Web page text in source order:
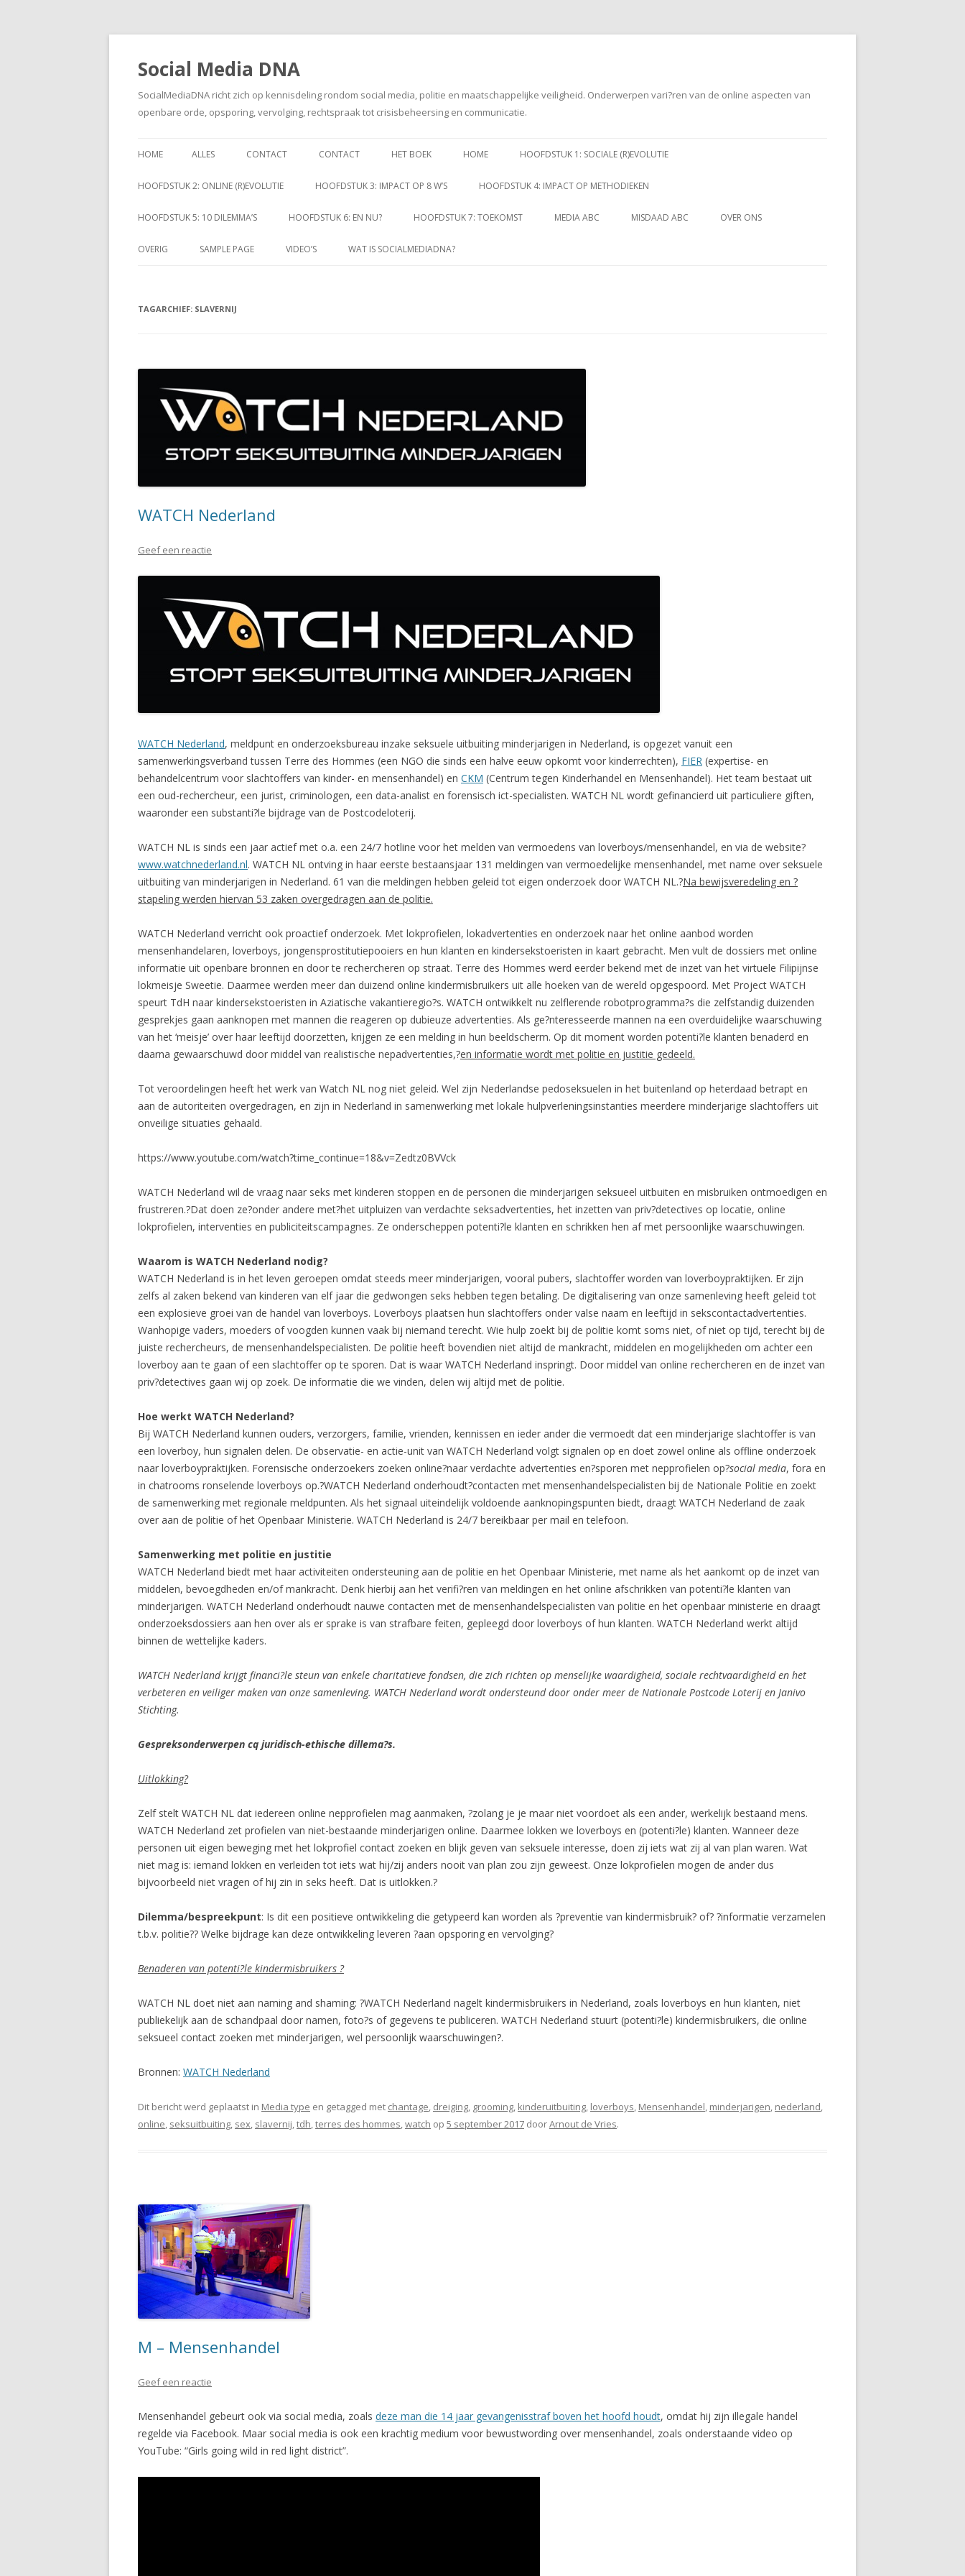
Social Media DNA
SocialMediaDNA richt zich op kennisdeling rondom social media, politie en maatschappelijke veiligheid. Onderwerpen vari?ren van de online aspecten van
openbare orde, opsporing, vervolging, rechtspraak tot crisisbeheersing en communicatie.
naar
HOME ALLES CONTACT CONTACT HET BOEK HOME HOOFDSTUK 1: SOCIALE (R)EVOLUTIE
HOOFDSTUK 2: ONLINE (R)EVOLUTIE HOOFDSTUK 3: IMPACT OP 8 W’S HOOFDSTUK 4: IMPACT OP METHODIEKEN
HOOFDSTUK 5: 10 DILEMMA’S HOOFDSTUK 6: EN NU? HOOFDSTUK 7: TOEKOMST MEDIA ABC MISDAAD ABC OVER ONS
OVERIG SAMPLE PAGE VIDEO’S WAT IS SOCIALMEDIADNA?
TAGARCHIEF: SLAVERNIJ
WATCH Nederland
Geef een reactie
WATCH Nederland, meldpunt en onderzoeksbureau inzake seksuele uitbuiting minderjarigen in Nederland, is opgezet vanuit een
samenwerkingsverband tussen Terre des Hommes (een NGO die sinds een halve eeuw opkomt voor kinderrechten), FIER (expertise- en
behandelcentrum voor slachtoffers van kinder- en mensenhandel) en CKM (Centrum tegen Kinderhandel en Mensenhandel). Het team bestaat uit
een oud-rechercheur, een jurist, criminologen, een data-analist en forensisch ict-specialisten. WATCH NL wordt gefinancierd uit particuliere giften,
waaronder een substanti?le bijdrage van de Postcodeloterij.
WATCH NL is sinds een jaar actief met o.a. een 24/7 hotline voor het melden van vermoedens van loverboys/mensenhandel, en via de website?
www.watchnederland.nl. WATCH NL ontving in haar eerste bestaansjaar 131 meldingen van vermoedelijke mensenhandel, met name over seksuele
uitbuiting van minderjarigen in Nederland. 61 van die meldingen hebben geleid tot eigen onderzoek door WATCH NL.?Na bewijsveredeling en ?
stapeling werden hiervan 53 zaken overgedragen aan de politie.
WATCH Nederland verricht ook proactief onderzoek. Met lokprofielen, lokadvertenties en onderzoek naar het online aanbod worden
mensenhandelaren, loverboys, jongensprostitutiepooiers en hun klanten en kindersekstoeristen in kaart gebracht. Men vult de dossiers met online
informatie uit openbare bronnen en door te rechercheren op straat. Terre des Hommes werd eerder bekend met de inzet van het virtuele Filipijnse
lokmeisje Sweetie. Daarmee werden meer dan duizend online kindermisbruikers uit alle hoeken van de wereld opgespoord. Met Project WATCH
speurt TdH naar kindersekstoeristen in Aziatische vakantieregio?s. WATCH ontwikkelt nu zelflerende robotprogramma?s die zelfstandig duizenden
gesprekjes gaan aanknopen met mannen die reageren op dubieuze advertenties. Als ge?nteresseerde mannen na een overduidelijke waarschuwing
van het ‘meisje’ over haar leeftijd doorzetten, krijgen ze een melding in hun beeldscherm. Op dit moment worden potenti?le klanten benaderd en
daarna gewaarschuwd door middel van realistische nepadvertenties,?en informatie wordt met politie en justitie gedeeld.
Tot veroordelingen heeft het werk van Watch NL nog niet geleid. Wel zijn Nederlandse pedoseksuelen in het buitenland op heterdaad betrapt en
aan de autoriteiten overgedragen, en zijn in Nederland in samenwerking met lokale hulpverleningsinstanties meerdere minderjarige slachtoffers uit
onveilige situaties gehaald.
https://www.youtube.com/watch?time_continue=18&v=Zedtz0BVVck
WATCH Nederland wil de vraag naar seks met kinderen stoppen en de personen die minderjarigen seksueel uitbuiten en misbruiken ontmoedigen en
frustreren.?Dat doen ze?onder andere met?het uitpluizen van verdachte seksadvertenties, het inzetten van priv?detectives op locatie, online
lokprofielen, interventies en publiciteitscampagnes. Ze onderscheppen potenti?le klanten en schrikken hen af met persoonlijke waarschuwingen.
Waarom is WATCH Nederland nodig?
WATCH Nederland is in het leven geroepen omdat steeds meer minderjarigen, vooral pubers, slachtoffer worden van loverboypraktijken. Er zijn
zelfs al zaken bekend van kinderen van elf jaar die gedwongen seks hebben tegen betaling. De digitalisering van onze samenleving heeft geleid tot
een explosieve groei van de handel van loverboys. Loverboys plaatsen hun slachtoffers onder valse naam en leeftijd in sekscontactadvertenties.
Wanhopige vaders, moeders of voogden kunnen vaak bij niemand terecht. Wie hulp zoekt bij de politie komt soms niet, of niet op tijd, terecht bij de
juiste rechercheurs, de mensenhandelspecialisten. De politie heeft bovendien niet altijd de mankracht, middelen en mogelijkheden om achter een
loverboy aan te gaan of een slachtoffer op te sporen. Dat is waar WATCH Nederland inspringt. Door middel van online rechercheren en de inzet van
priv?detectives gaan wij op zoek. De informatie die we vinden, delen wij altijd met de politie.
Hoe werkt WATCH Nederland?
Bij WATCH Nederland kunnen ouders, verzorgers, familie, vrienden, kennissen en ieder ander die vermoedt dat een minderjarige slachtoffer is van
een loverboy, hun signalen delen. De observatie- en actie-unit van WATCH Nederland volgt signalen op en doet zowel online als offline onderzoek
naar loverboypraktijken. Forensische onderzoekers zoeken online?naar verdachte advertenties en?sporen met nepprofielen op?social media, fora en
in chatrooms ronselende loverboys op.?WATCH Nederland onderhoudt?contacten met mensenhandelspecialisten bij de Nationale Politie en zoekt
de samenwerking met regionale meldpunten. Als het signaal uiteindelijk voldoende aanknopingspunten biedt, draagt WATCH Nederland de zaak
over aan de politie of het Openbaar Ministerie. WATCH Nederland is 24/7 bereikbaar per mail en telefoon.
Samenwerking met politie en justitie
WATCH Nederland biedt met haar activiteiten ondersteuning aan de politie en het Openbaar Ministerie, met name als het aankomt op de inzet van
middelen, bevoegdheden en/of mankracht. Denk hierbij aan het verifi?ren van meldingen en het online afschrikken van potenti?le klanten van
minderjarigen. WATCH Nederland onderhoudt nauwe contacten met de mensenhandelspecialisten van politie en het openbaar ministerie en draagt
onderzoeksdossiers aan hen over als er sprake is van strafbare feiten, gepleegd door loverboys of hun klanten. WATCH Nederland werkt altijd
binnen de wettelijke kaders.
WATCH Nederland krijgt financi?le steun van enkele charitatieve fondsen, die zich richten op menselijke waardigheid, sociale rechtvaardigheid en het
verbeteren en veiliger maken van onze samenleving. WATCH Nederland wordt ondersteund door onder meer de Nationale Postcode Loterij en Janivo
Stichting.
Gespreksonderwerpen cq juridisch-ethische dillema?s.
Uitlokking?
Zelf stelt WATCH NL dat iedereen online nepprofielen mag aanmaken, ?zolang je je maar niet voordoet als een ander, werkelijk bestaand mens.
WATCH Nederland zet profielen van niet-bestaande minderjarigen online. Daarmee lokken we loverboys en (potenti?le) klanten. Wanneer deze
personen uit eigen beweging met het lokprofiel contact zoeken en blijk geven van seksuele interesse, doen zij iets wat zij al van plan waren. Wat
niet mag is: iemand lokken en verleiden tot iets wat hij/zij anders nooit van plan zou zijn geweest. Onze lokprofielen mogen de ander dus
bijvoorbeeld niet vragen of hij zin in seks heeft. Dat is uitlokken.?
Dilemma/bespreekpunt: Is dit een positieve ontwikkeling die getypeerd kan worden als ?preventie van kindermisbruik? of? ?informatie verzamelen
t.b.v. politie?? Welke bijdrage kan deze ontwikkeling leveren ?aan opsporing en vervolging?
Benaderen van potenti?le kindermisbruikers ?
WATCH NL doet niet aan naming and shaming: ?WATCH Nederland nagelt kindermisbruikers in Nederland, zoals loverboys en hun klanten, niet
publiekelijk aan de schandpaal door namen, foto?s of gegevens te publiceren. WATCH Nederland stuurt (potenti?le) kindermisbruikers, die online
seksueel contact zoeken met minderjarigen, wel persoonlijk waarschuwingen?.
Bronnen: WATCH Nederland
Dit bericht werd geplaatst in Media type en getagged met chantage, dreiging, grooming, kinderuitbuiting, loverboys, Mensenhandel, minderjarigen, nederland,
online, seksuitbuiting, sex, slavernij,tdh,terres des hommes,watch op 5 september 2017 doorArnout de Vries.
M – Mensenhandel
Geef een reactie
Mensenhandel gebeurt ook via social media, zoals deze man die 14 jaar gevangenisstraf boven het hoofd houdt, omdat hij zijn illegale handel
regelde via Facebook. Maar social media is ook een krachtig medium voor bewustwording over mensenhandel, zoals onderstaande video op
YouTube: “Girls going wild in red light district”.